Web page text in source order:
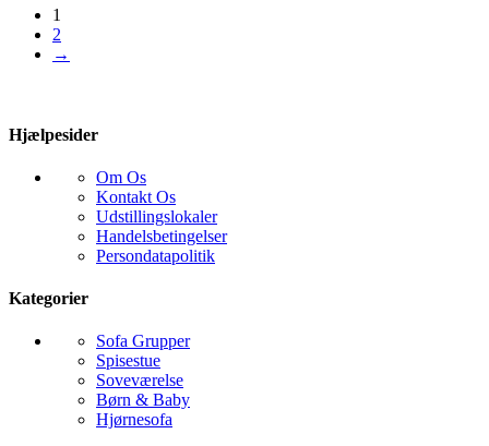
1
2
→
Hjælpesider
Om Os
Kontakt Os
Udstillingslokaler
Handelsbetingelser
Persondatapolitik
Kategorier
Sofa Grupper
Spisestue
Soveværelse
Børn & Baby
Hjørnesofa